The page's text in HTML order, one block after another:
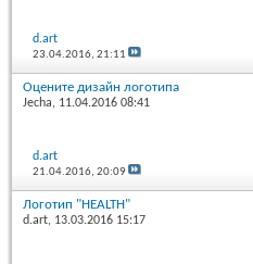
d.art
23.04.2016,21:11
Оцените дизайн логотипа
Jecha, 11.04.2016 08:41
d.art
21.04.2016,20:09
Логотип "HEALTH"
d.art, 13.03.2016 15:17